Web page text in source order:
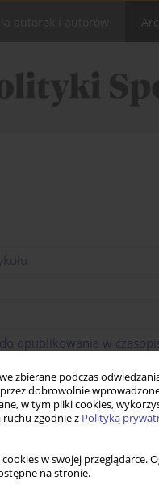
zbierane podczas
dobrowolnie
w tym pliki cookies,
zgodnie z Polityką
w swojej przeglądarce.
na stronie.
opublikowania w